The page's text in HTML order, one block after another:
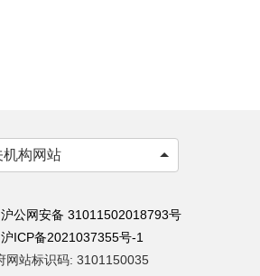
机构网站
沪公网安备 31011502018793号
沪ICP备2021037355号-1
网站标识码: 3101150035